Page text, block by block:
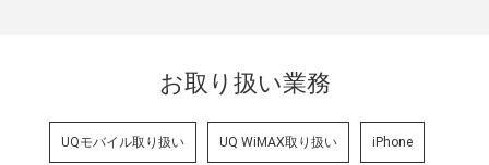
お取り扱い業務
UQモバイル取り扱い UQ WiMAX取り扱い iPhone